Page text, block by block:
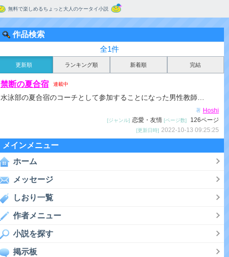
無料で楽しめるちょっと大人のケータイ小説
作品検索
全1件
更新順 ランキング順 新着順 完結
禁断の夏合宿 連載中
水泳部の夏合宿のコーチとして参加することになった男性教師…
著 Hoshi
[ジャンル] 恋愛・友情 [ページ数] 126ページ
[更新日時] 2022-10-13 09:25:25
メインメニュー
ホーム
メッセージ
しおり一覧
作者メニュー
小説を探す
掲示板